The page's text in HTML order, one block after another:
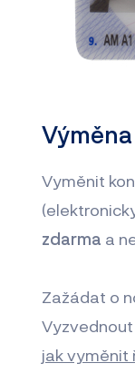
Vyměnit
zdarma a
Zažádat o
jak vyměnit